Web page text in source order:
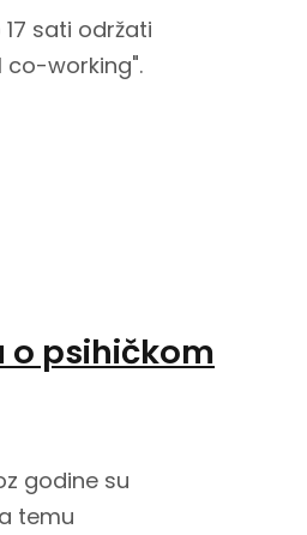
sati održati
co-working".
o psihičkom
godine su
temu